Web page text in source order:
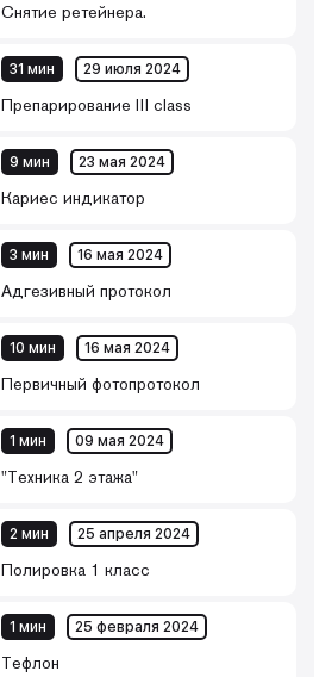
Снятие ретейнера.
31 мин 29 июля 2024
Препарирование III class
9 мин 23 мая 2024
Кариес индикатор
3 мин 16 мая 2024
Адгезивный протокол
10 мин 16 мая 2024
Первичный фотопротокол
1 мин 09 мая 2024
"Техника 2 этажа"
2 мин 25 апреля 2024
Полировка 1 класс
1 мин 25 февраля 2024
Тефлон